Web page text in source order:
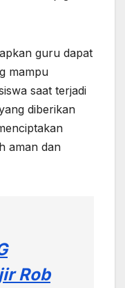
guru dapat
mampu
saat terjadi
diberikan
aman dan
Rob